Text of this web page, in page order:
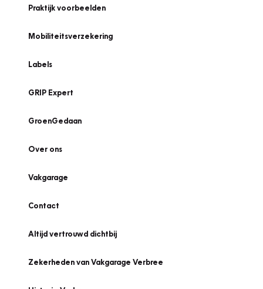
Praktijk voorbeelden
Mobiliteitsverzekering
Labels
GRIP Expert
GroenGedaan
Over ons
Vakgarage
Contact
Altijd vertrouwd dichtbij
Zekerheden van Vakgarage Verbree